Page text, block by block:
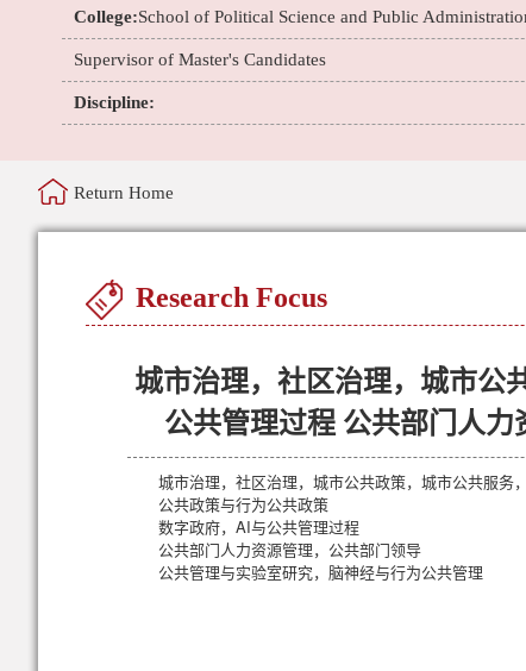
College:School of Political Science and Public
Supervisor of Master's Candidates
Discipline:
Return Home
Research Focus
城市治理，社区治理，城市公
公共管理过程 公共部门人
城市治理，社区治理，城市公共政策，城市公共服务
公共政策与行为公共政策
数字政府，AI与公共管理过程
公共部门人力资源管理，公共部门领导
公共管理与实验室研究，脑神经与行为公共管理